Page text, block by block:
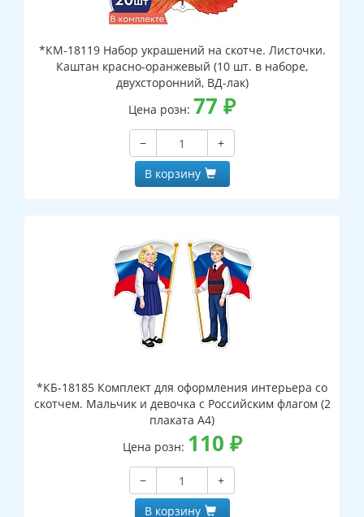
*КМ-18119 Набор украшений на скотче. Листочки.
Каштан красно-оранжевый (10 шт. в наборе,
двухсторонний, ВД-лак)
Цена розн: 77 ₽
−
+
В корзину
*КБ-18185 Комплект для оформления интерьера со
скотчем. Мальчик и девочка с Российским флагом (2
плаката А4)
Цена розн: 110 ₽
−
+
В корзину